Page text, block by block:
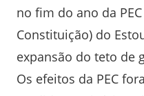
no fim do ano da
Constituição) do
expansão do teto de
Os efeitos da PEC